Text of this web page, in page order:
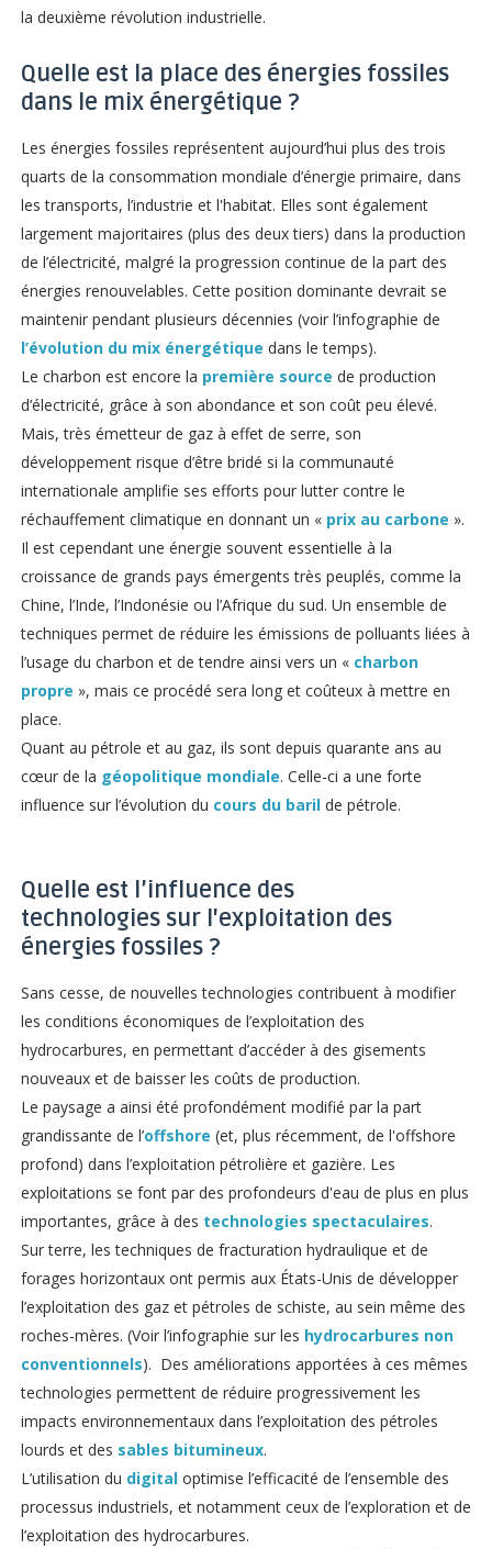
la deuxième révolution industrielle.
Quelle est la place des énergies fossiles
dans le mix énergétique ?
Les énergies fossiles représentent aujourd’hui plus des trois
quarts de la consommation mondiale d’énergie primaire, dans
les transports, l’industrie et l'habitat. Elles sont également
largement majoritaires (plus des deux tiers) dans la production
de l’électricité, malgré la progression continue de la part des
énergies renouvelables. Cette position dominante devrait se
maintenir pendant plusieurs décennies (voir l’infographie de
l’évolution du mix énergétique dans le temps).
Le charbon est encore la première source de production
d’électricité, grâce à son abondance et son coût peu élevé.
Mais, très émetteur de gaz à effet de serre, son
développement risque d’être bridé si la communauté
internationale amplifie ses efforts pour lutter contre le
réchauffement climatique en donnant un « prix au carbone ».
Il est cependant une énergie souvent essentielle à la
croissance de grands pays émergents très peuplés, comme la
Chine, l’Inde, l’Indonésie ou l’Afrique du sud. Un ensemble de
techniques permet de réduire les émissions de polluants liées à
l’usage du charbon et de tendre ainsi vers un « charbon
propre », mais ce procédé sera long et coûteux à mettre en
place.
Quant au pétrole et au gaz, ils sont depuis quarante ans au
cœur de la géopolitique mondiale. Celle-ci a une forte
influence sur l’évolution du cours du baril de pétrole.
Quelle est l’influence des
technologies sur l'exploitation des
énergies fossiles ?
Sans cesse, de nouvelles technologies contribuent à modifier
les conditions économiques de l’exploitation des
hydrocarbures, en permettant d’accéder à des gisements
nouveaux et de baisser les coûts de production.
Le paysage a ainsi été profondément modifié par la part
grandissante de l’offshore (et, plus récemment, de l'offshore
profond) dans l’exploitation pétrolière et gazière. Les
exploitations se font par des profondeurs d'eau de plus en plus
importantes, grâce à des technologies spectaculaires.
Sur terre, les techniques de fracturation hydraulique et de
forages horizontaux ont permis aux États-Unis de développer
l’exploitation des gaz et pétroles de schiste, au sein même des
roches-mères. (Voir l’infographie sur les hydrocarbures non
conventionnels). Des améliorations apportées à ces mêmes
technologies permettent de réduire progressivement les
impacts environnementaux dans l’exploitation des pétroles
lourds et des sables bitumineux.
L’utilisation du digitaloptimise l’efficacité de l’ensemble des
processus industriels, et notamment ceux de l’exploration et de
l’exploitation des hydrocarbures.